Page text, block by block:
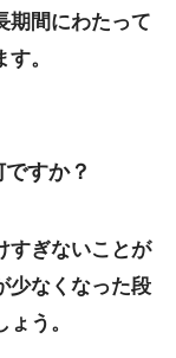
期間にわたって
。
すか？
すぎないことが
少なくなった段
う。